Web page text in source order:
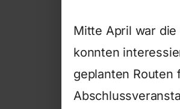
Mitte April war
konnten
geplanten Routen